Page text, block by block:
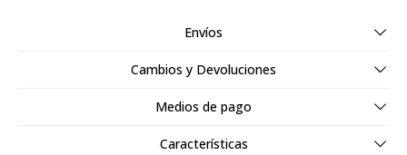
Envíos
Cambios y Devoluciones
Medios de pago
Características